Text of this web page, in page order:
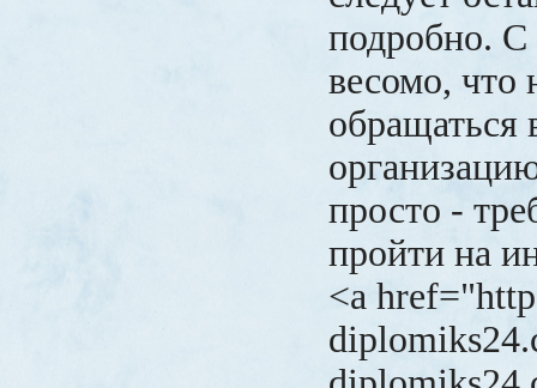
подробно.
весомо, что
обращаться
просто -
пройти на
<a